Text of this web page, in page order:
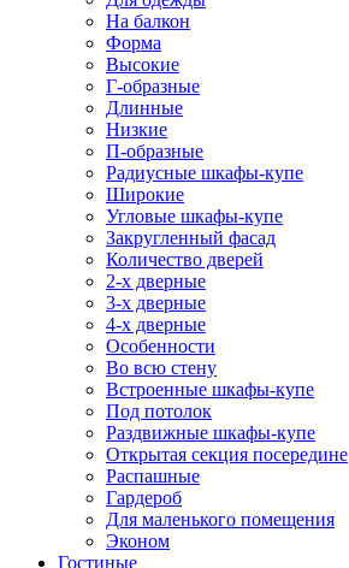
На балкон
Форма
Высокие
Г-образные
Длинные
Низкие
П-образные
Радиусные шкафы-купе
Широкие
Угловые шкафы-купе
Закругленный фасад
Количество дверей
2-х дверные
3-х дверные
4-х дверные
Особенности
Во всю стену
Встроенные шкафы-купе
Под потолок
Раздвижные шкафы-купе
Открытая секция посередине
Распашные
Гардероб
Для маленького помещения
Эконом
Гостиные